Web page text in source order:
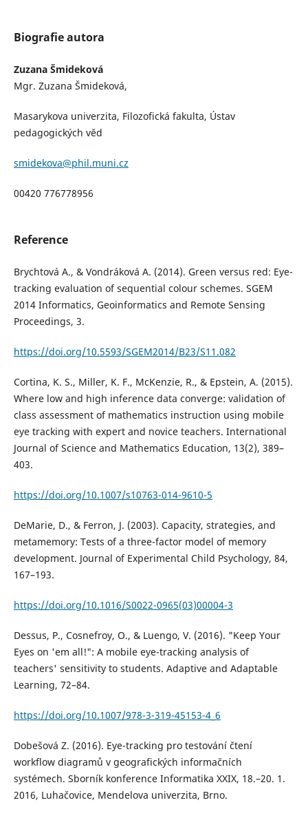
Biografie autora
Zuzana Šmideková
Mgr. Zuzana Šmideková,
Masarykova univerzita, Filozofická fakulta, Ústav
pedagogických věd
smidekova@phil.muni.cz
00420 776778956
Reference
Brychtová A., & Vondráková A. (2014). Green versus red: Eye-
tracking evaluation of sequential colour schemes. SGEM
2014 Informatics, Geoinformatics and Remote Sensing
Proceedings, 3.
https://doi.org/10.5593/SGEM2014/B23/S11.082
Cortina, K. S., Miller, K. F., McKenzie, R., & Epstein, A. (2015).
Where low and high inference data converge: validation of
class assessment of mathematics instruction using mobile
eye tracking with expert and novice teachers. International
Journal of Science and Mathematics Education, 13(2), 389–
403.
https://doi.org/10.1007/s10763-014-9610-5
DeMarie, D., & Ferron, J. (2003). Capacity, strategies, and
metamemory: Tests of a three-factor model of memory
development. Journal of Experimental Child Psychology, 84,
167–193.
https://doi.org/10.1016/S0022-0965(03)00004-3
Dessus, P., Cosnefroy, O., & Luengo, V. (2016). "Keep Your
Eyes on 'em all!": A mobile eye-tracking analysis of
teachers' sensitivity to students. Adaptive and Adaptable
Learning, 72–84.
https://doi.org/10.1007/978-3-319-45153-4_6
Dobešová Z. (2016). Eye-tracking pro testování čtení
workflow diagramů v geografických informačních
systémech. Sborník konference Informatika XXIX, 18.–20. 1.
2016, Luhačovice, Mendelova univerzita, Brno.